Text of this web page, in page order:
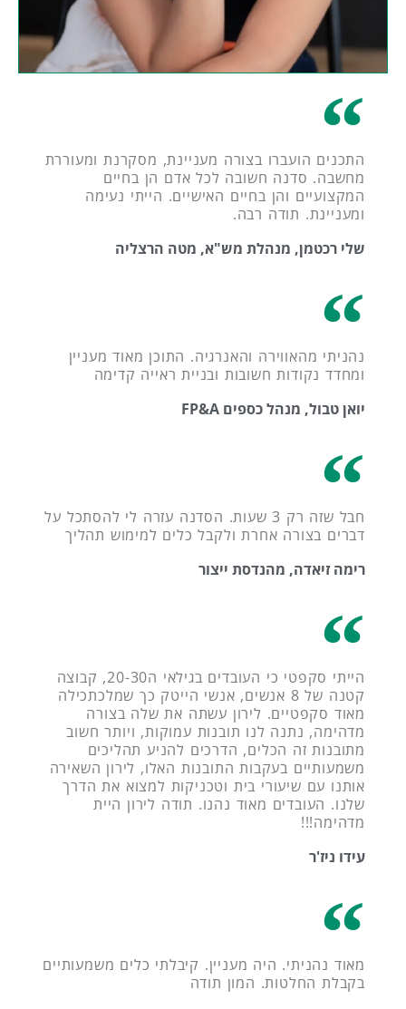
התכנים הועברו בצורה מעניינת, מסקרנת ומעוררת
מחשבה. סדנה חשובה לכל אדם הן בחיים
המקצועיים והן בחיים האישיים. הייתי נעימה
ומעניינת. תודה רבה.
שלי רכטמן, מנהלת מש"א, מטה הרצליה
נהניתי מהאווירה והאנרגיה. התוכן מאוד מעניין
ומחדד נקודות חשובות ובניית ראייה קדימה
יואן טבול, מנהל כספים FP&A
חבל שזה רק 3 שעות. הסדנה עזרה לי להסתכל על
דברים בצורה אחרת ולקבל כלים למימוש תהליך
רימה זיאדה, מהנדסת ייצור
הייתי סקפטי כי העובדים בגילאי ה20-30, קבוצה
קטנה של 8 אנשים, אנשי הייטק כך שמלכתכילה
מאוד סקפטיים. לירון עשתה את שלה בצורה
מדהימה, נתנה לנו תובנות עמוקות, ויותר חשוב
מתובנות זה הכלים, הדרכים להניע תהליכים
משמעותיים בעקבות התובנות האלו, לירון השאירה
אותנו עם שיעורי בית וטכניקות למצוא את הדרך
שלנו. העובדים מאוד נהנו. תודה לירון היית
מדהימה!!!
עידו ניז'ר
מאוד נהניתי. היה מעניין. קיבלתי כלים משמעותיים
בקבלת החלטות. המון תודה